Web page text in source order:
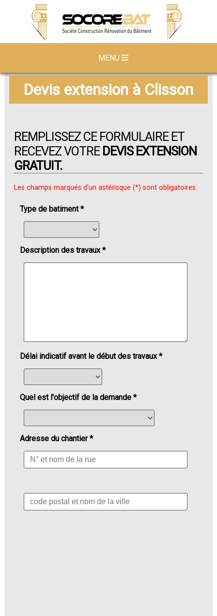
MENU
Devis extension à Clisson
REMPLISSEZ CE FORMULAIRE ET
RECEVEZ VOTRE DEVIS EXTENSION
GRATUIT.
Les champs marqués d'un astérisque (*) sont obligatoires.
Type de batiment *
Description des travaux *
Délai indicatif avant le début des travaux *
Quel est l'objectif de la demande *
Adresse du chantier *